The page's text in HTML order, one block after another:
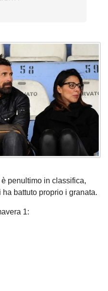
è penultimo in classifica,
battuto proprio i granata.
1: